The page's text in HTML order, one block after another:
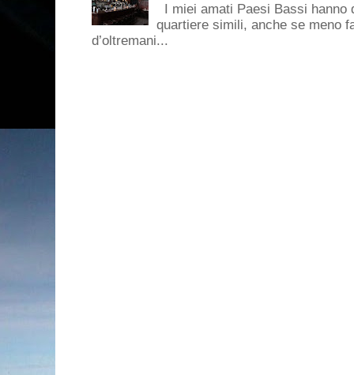
I miei amati Paesi Bassi
quartiere simili, anche se meno
d’oltremani...